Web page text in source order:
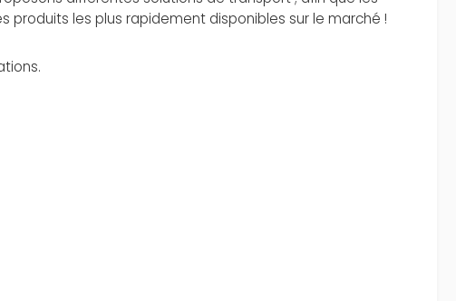
les plus rapidement disponibles sur le marché !